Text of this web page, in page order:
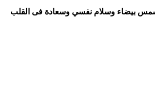
بيضاء وسلام نفسي وسعادة فى القلب